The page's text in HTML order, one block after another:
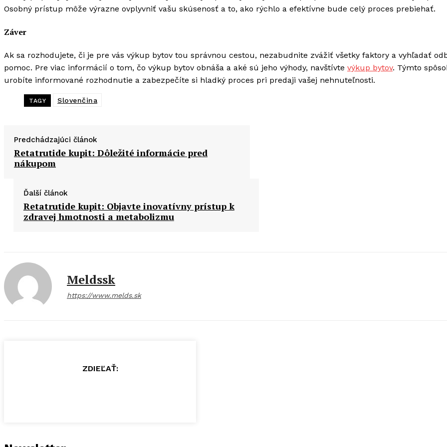
Osobný prístup môže výrazne ovplyvniť vašu skúsenosť a to, ako rýchlo a efektívne bude celý proces prebiehať.
Záver
Ak sa rozhodujete, či je pre vás výkup bytov tou správnou cestou, nezabudnite zvážiť všetky faktory a vyhľadať
pomoc. Pre viac informácií o tom, čo výkup bytov obnáša a aké sú jeho výhody, navštívte výkup bytov. Týmto
urobíte informované rozhodnutie a zabezpečíte si hladký proces pri predaji vašej nehnuteľnosti.
TAGY Slovenčina
Predchádzajúci článok
Retatrutide kupit: Dôležité informácie pred
nákupom
Ďalší článok
Retatrutide kupit: Objavte inovatívny prístup k
zdravej hmotnosti a metabolizmu
Meldssk
https://www.melds.sk
ZDIEĽAŤ: